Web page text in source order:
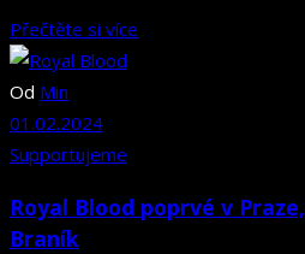
Přečtěte si více
Od Min
01.02.2024
Supportujeme
Royal Blood poprvé v
Braník